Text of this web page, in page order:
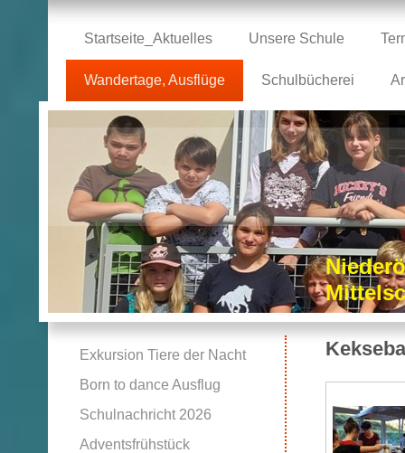
Startseite_Aktuelles Unsere Schule
Wandertage, Ausflüge Schulbücherei
Exkursion Tiere der Nacht
Born to dance Ausflug
Schulnachricht 2026
Adventsfrühstück